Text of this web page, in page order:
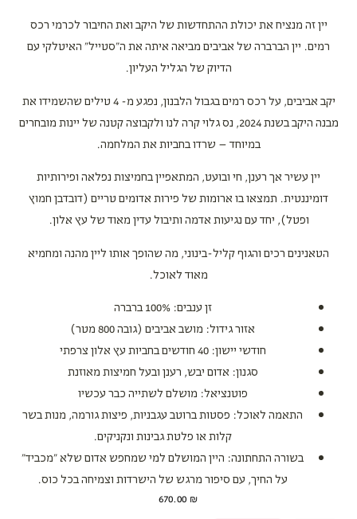
יין זה מנציח את יכולת ההתחדשות של היקב ואת החיבור לכרמי רכס
רמים. יין הברברה של אביבים מביאה איתה את ה"סטייל" האיטלקי עם
הדיוק של הגליל העליון.
יקב אביבים, על רכס רמים בגבול הלבנון, נפגע מ- 4 טילים שהשמידו את
מבנה היקב בשנת 2024, נס גלוי קרה לנו ולקבוצה קטנה של יינות מובחרים
במיוחד – שרדו בחביות את המלחמה.
יין עשיר אך רענן, חי ובועט, המתאפיין בחמיצות נפלאה ופירותיות
דומיננטית. תמצאו בו ארומות של פירות אדומים טריים (דובדבן חמוץ
ופטל), יחד עם נגיעות אדמה ותיבול עדין מאוד של עץ אלון.
הטאנינים רכים והגוף קליל-בינוני, מה שהופך אותו ליין מהנה ומחמיא
מאוד לאוכל.
זן ענבים: 100% ברברה
אזור גידול: מושב אביבים (גובה 800 מטר)
חודשי יישון: 40 חודשים בחביות עץ אלון צרפתי
סגנון: אדום יבש, רענן ובעל חמיצות מאוזנת
פוטנציאל: מושלם לשתייה כבר עכשיו
התאמה לאוכל: פסטות ברוטב עגבניות, פיצות גורמה, מנות בשר
קלות או פלטת גבינות ונקניקים.
בשורה התחתונה: היין המושלם למי שמחפש אדום שלא "מכביד"
על החיך, עם סיפור מרגש של הישרדות וצמיחה בכל כוס.
670.00 ₪